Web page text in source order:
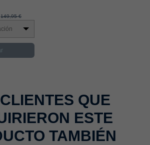
149,95 €
QUE
ESTE
TAMBIÉN